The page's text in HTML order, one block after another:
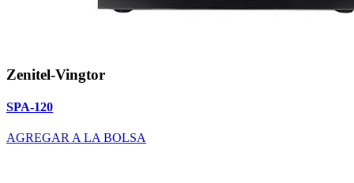
Zenitel-Vingtor
SPA-120
AGREGAR A LA BOLSA